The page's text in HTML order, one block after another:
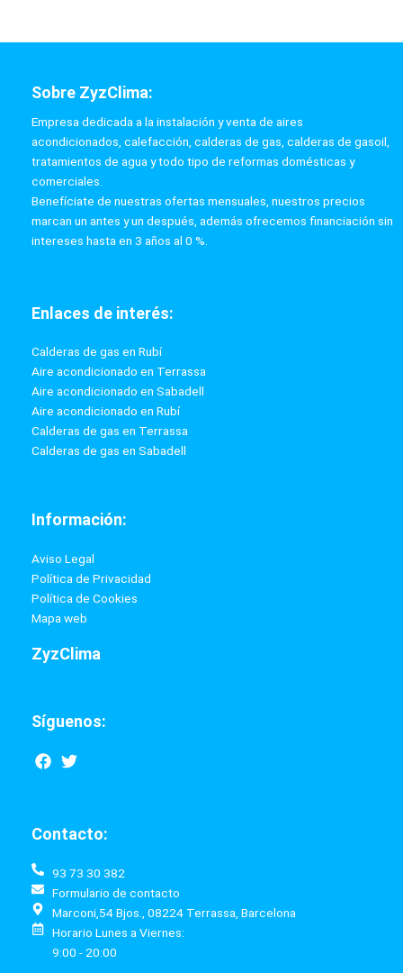
Sobre ZyzClima:
Empresa dedicada a la instalación y venta de aires
acondicionados, calefacción, calderas de gas, calderas de gasoil,
tratamientos de agua y todo tipo de reformas domésticas y
comerciales.
Benefíciate de nuestras ofertas mensuales, nuestros precios
marcan un antes y un después, además ofrecemos financiación sin
intereses hasta en 3 años al 0 %.
Enlaces de interés:
Calderas de gas en Rubí
Aire acondicionado en Terrassa
Aire acondicionado en Sabadell
Aire acondicionado en Rubí
Calderas de gas en Terrassa
Calderas de gas en Sabadell
Información:
Aviso Legal
Política de Privacidad
Política de Cookies
Mapa web
ZyzClima
Síguenos:
F
a
o
k
T
w
e
Contacto:
93 73 30 382
Formulario de contacto
Marconi,54 Bjos., 08224 Terrassa, Barcelona
Horario Lunes a Viernes:
9:00 - 20:00